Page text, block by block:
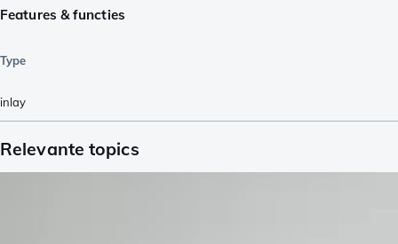
Features & functies
Type
inlay
Relevante topics